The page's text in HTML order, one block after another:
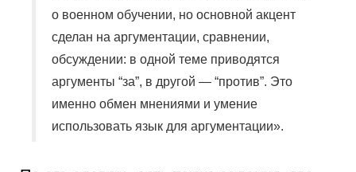
о военном обучении, но основной акцент
сделан на аргументации, сравнении,
обсуждении: в одной теме приводятся
аргументы “за”, в другой — “против”. Это
именно обмен мнениями и умение
использовать язык для аргументации».